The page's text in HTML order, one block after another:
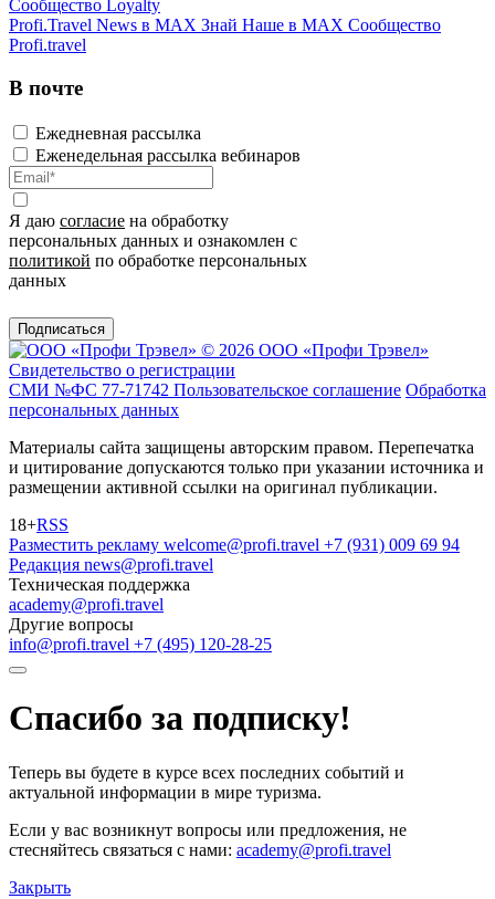
Сообщество Loyalty
Profi.Travel News в MAX Знай Наше в MAX Сообщество
Profi.travel
В почте
Ежедневная рассылка
Еженедельная рассылка вебинаров
Я даю согласие на обработку
персональных данных и ознакомлен с
политикой по обработке персональных
данных
Подписаться
© 2026 ООО «Профи Трэвeл»
Свидетельство о регистрации
СМИ №ФС 77-71742 Пользовательское соглашение Обработка
персональных данных
Материалы сайта защищены авторским правом. Перепечатка
и цитирование допускаются только при указании источника и
размещении активной ссылки на оригинал публикации.
18+RSS
Разместить рекламу welcome@profi.travel +7 (931) 009 69 94
Редакция news@profi.travel
Техническая поддержка
academy@profi.travel
Другие вопросы
info@profi.travel +7 (495) 120-28-25
Спасибо за подписку!
Теперь вы будете в курсе всех последних событий и
актуальной информации в мире туризма.
Если у вас возникнут вопросы или предложения, не
стесняйтесь связаться с нами: academy@profi.travel
Закрыть